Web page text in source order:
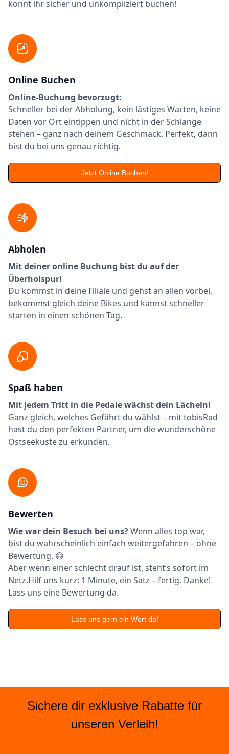
könnt ihr sicher und unkompliziert buchen!
Online Buchen
Online-Buchung bevorzugt:
Schneller bei der Abholung, kein lästiges Warten, keine
Daten vor Ort eintippen und nicht in der Schlange
stehen – ganz nach deinem Geschmack. Perfekt, dann
bist du bei uns genau richtig.
Jetzt Online Buchen!
Abholen
Mit deiner online Buchung bist du auf der
Überholspur!
Du kommst in deine Filiale und gehst an allen vorbei,
bekommst gleich deine Bikes und kannst schneller
starten in einen schönen Tag.
Spaß haben
Mit jedem Tritt in die Pedale wächst dein Lächeln!
Ganz gleich, welches Gefährt du wählst – mit tobisRad
hast du den perfekten Partner, um die wunderschöne
Ostseeküste zu erkunden.
Bewerten
Wie war dein Besuch bei uns?Wenn alles top war,
bist du wahrscheinlich einfach weitergefahren – ohne
Bewertung. 😄
Aber wenn einer schlecht drauf ist, steht’s sofort im
Netz.Hilf uns kurz: 1 Minute, ein Satz – fertig. Danke!
Lass uns eine Bewertung da.
Lass uns gern ein Wort da!
Sichere dir exklusive Rabatte für
unseren Verleih!